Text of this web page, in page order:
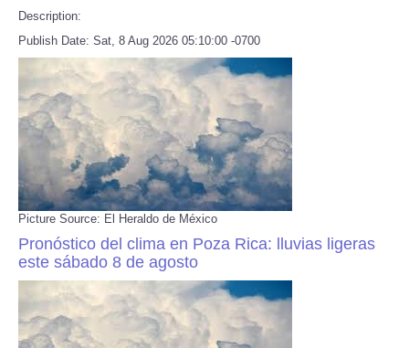
Description:
Publish Date: Sat, 8 Aug 2026 05:10:00 -0700
Picture Source: El Heraldo de México
Pronóstico del clima en Poza Rica: lluvias ligeras
este sábado 8 de agosto